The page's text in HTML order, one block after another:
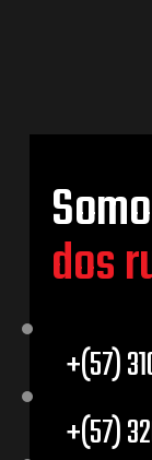
dos
+(57)
+(57)